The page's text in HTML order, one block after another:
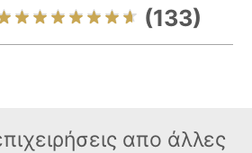
(133)
απο άλλες